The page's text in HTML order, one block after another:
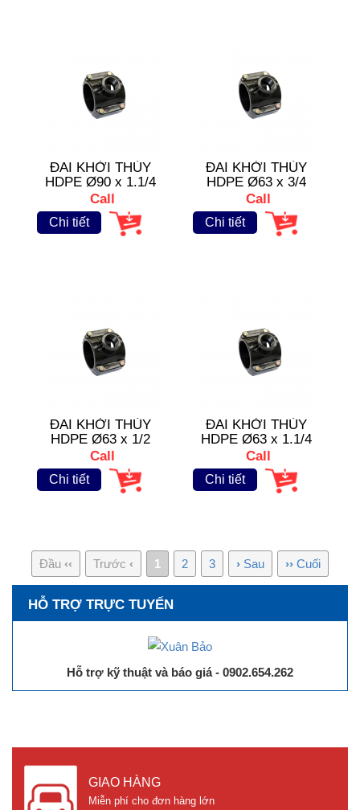
ĐAI KHỞI THỦY
HDPE Ø90 x 1.1/4
inch
Call
Chi tiết
ĐAI KHỞI THỦY
HDPE Ø63 x 3/4
inch
Call
Chi tiết
ĐAI KHỞI THỦY
HDPE Ø63 x 1/2
inch
Call
Chi tiết
ĐAI KHỞI THỦY
HDPE Ø63 x 1.1/4
inch
Call
Chi tiết
Đầu ‹‹ Trước ‹ 1 2 3 › Sau ›› Cuối
HỖ TRỢ TRỰC TUYẾN
Hỗ trợ kỹ thuật và báo giá - 0902.654.262
GIAO HÀNG
Miễn phí cho đơn hàng lớn